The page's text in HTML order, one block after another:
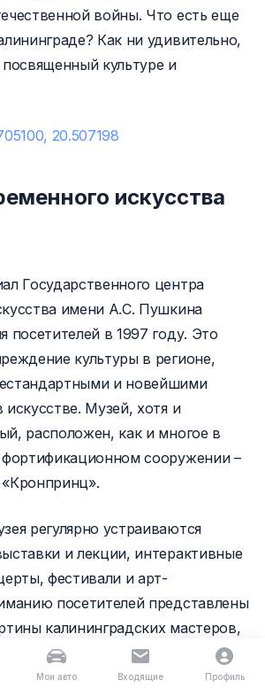
войны. Что есть еще
Как ни удивительно,
культуре и
20.507198
искусства
Государственного центра
имени А.С. Пушкина
посетителей в 1997 году. Это
культуры в регионе,
и новейшими
Музей, хотя и
расположен, как и многое в
сооружении –
регулярно устраиваются
и лекции, интерактивные
фестивали и арт-
посетителей представлены
калининградских мастеров,
пополняются.
Мои авто Входящие Профиль